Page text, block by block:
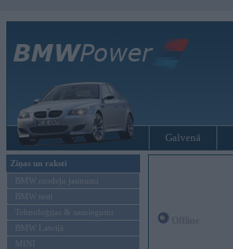
Galvenā
Ziņas un raksti
BMW modeļu jaunumi
BMW testi
Tehnoloģijas & sasniegumi
BMW Latvijā
MINI